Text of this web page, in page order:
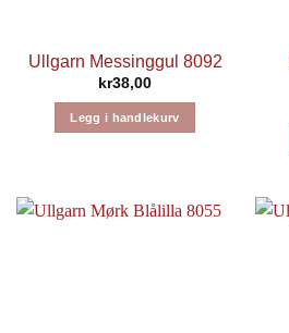
Ullgarn Messinggul 8092
kr38,00
Legg i handlekurv